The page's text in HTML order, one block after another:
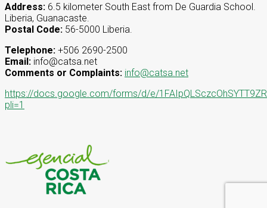
Address: 6.5 kilometer South East from De Guardia School.
Liberia, Guanacaste.
Postal Code: 56-5000 Liberia.
Telephone: +506 2690-2500
Email: info@catsa.net
Comments or Complaints: info@catsa.net
https://docs.google.com/forms/d/e/
pli=1